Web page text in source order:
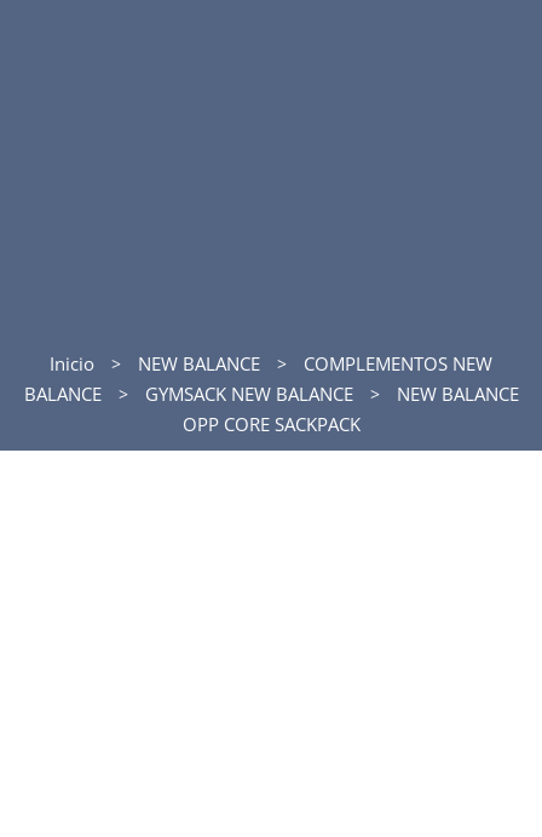
Inicio NEW BALANCE
COMPLEMENTOS NEW
BALANCE
GYMSACK NEW BALANCE
NEW BALANCE
OPP CORE SACKPACK